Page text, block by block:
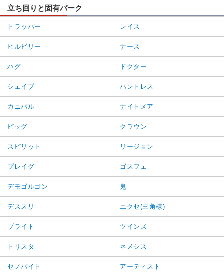
立ち回りと固有パーク
トラッパー レイス
ヒルビリー ナース
ハグ ドクター
シェイプ ハントレス
カニバル ナイトメア
ピッグ クラウン
スピリット リージョン
プレイグ ゴスフェ
デモゴルゴン 鬼
デススリ エクセ(三角様)
ブライト ツインズ
トリスタ ネメシス
セノバイト アーティスト